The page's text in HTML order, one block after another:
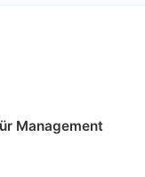
Management